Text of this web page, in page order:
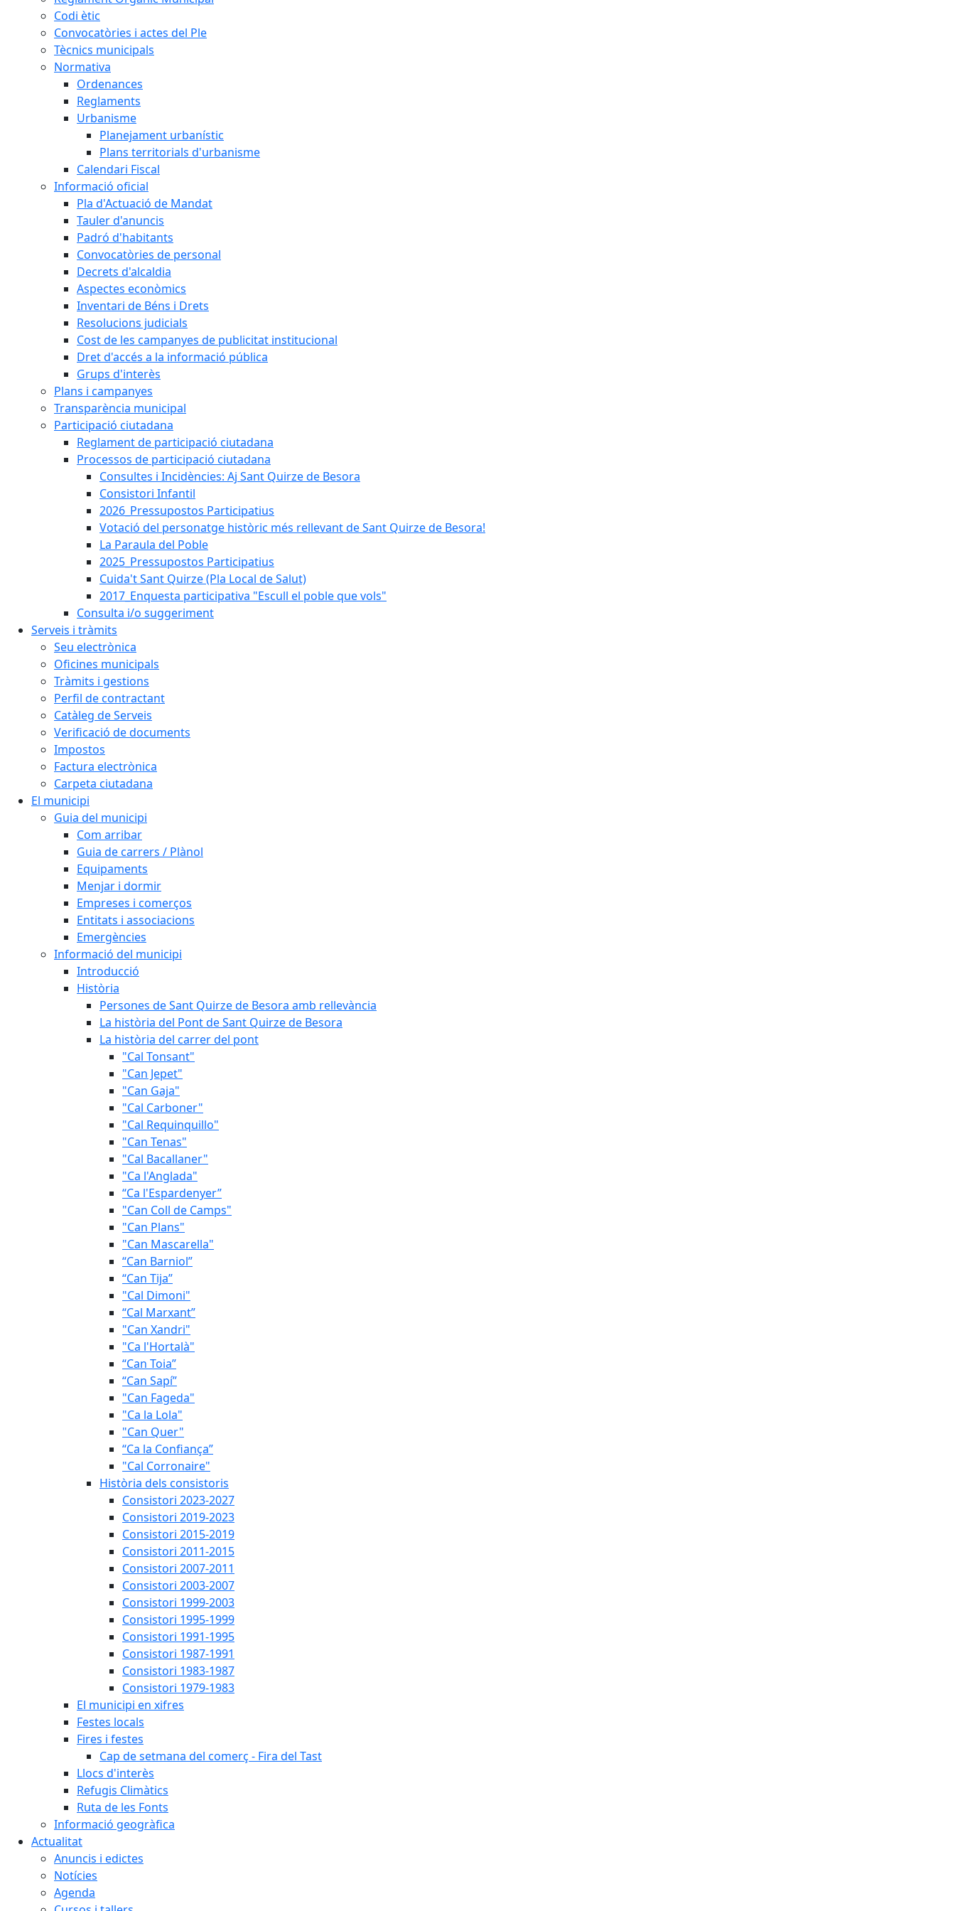
Codi ètic
Convocatòries i actes del Ple
Tècnics municipals
Normativa
Ordenances
Reglaments
Urbanisme
Planejament urbanístic
Plans territorials d'urbanisme
Calendari Fiscal
Informació oficial
Pla d'Actuació de Mandat
Tauler d'anuncis
Padró d'habitants
Convocatòries de personal
Decrets d'alcaldia
Aspectes econòmics
Inventari de Béns i Drets
Resolucions judicials
Cost de les campanyes de publicitat institucional
Dret d'accés a la informació pública
Grups d'interès
Plans i campanyes
Transparència municipal
Participació ciutadana
Reglament de participació ciutadana
Processos de participació ciutadana
Consultes i Incidències: Aj Sant Quirze de Besora
Consistori Infantil
2026_Pressupostos Participatius
Votació del personatge històric més rellevant de Sant Quirze de Besora!
La Paraula del Poble
2025_Pressupostos Participatius
Cuida't Sant Quirze (Pla Local de Salut)
2017_Enquesta participativa "Escull el poble que vols"
Consulta i/o suggeriment
Serveis i tràmits
Seu electrònica
Oficines municipals
Tràmits i gestions
Perfil de contractant
Catàleg de Serveis
Verificació de documents
Impostos
Factura electrònica
Carpeta ciutadana
El municipi
Guia del municipi
Com arribar
Guia de carrers / Plànol
Equipaments
Menjar i dormir
Empreses i comerços
Entitats i associacions
Emergències
Informació del municipi
Introducció
Història
Persones de Sant Quirze de Besora amb rellevància
La història del Pont de Sant Quirze de Besora
La història del carrer del pont
"Cal Tonsant"
"Can Jepet"
"Can Gaja"
"Cal Carboner"
"Cal Requinquillo"
"Can Tenas"
"Cal Bacallaner"
"Ca l'Anglada"
“Ca l'Espardenyer”
"Can Coll de Camps"
"Can Plans"
"Can Mascarella"
“Can Barniol”
“Can Tija”
"Cal Dimoni"
“Cal Marxant”
"Can Xandri"
"Ca l'Hortalà"
“Can Toia”
“Can Sapí”
"Can Fageda"
"Ca la Lola"
"Can Quer"
“Ca la Confiança”
"Cal Corronaire"
Història dels consistoris
Consistori 2023-2027
Consistori 2019-2023
Consistori 2015-2019
Consistori 2011-2015
Consistori 2007-2011
Consistori 2003-2007
Consistori 1999-2003
Consistori 1995-1999
Consistori 1991-1995
Consistori 1987-1991
Consistori 1983-1987
Consistori 1979-1983
El municipi en xifres
Festes locals
Fires i festes
Cap de setmana del comerç - Fira del Tast
Llocs d'interès
Refugis Climàtics
Ruta de les Fonts
Informació geogràfica
Actualitat
Anuncis i edictes
Notícies
Agenda